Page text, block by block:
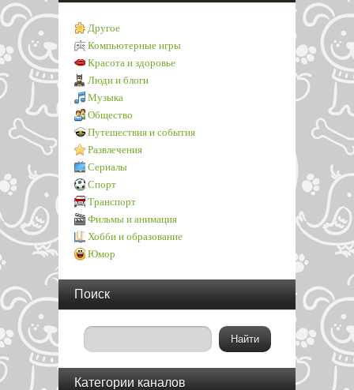
Другое
Компьютерные игры
Красота и здоровье
Люди и блоги
Музыка
Общество
Путешествия и события
Развлечения
Сериалы
Спорт
Транспорт
Фильмы и анимация
Хобби и образование
Юмор
Поиск
Категории каналов